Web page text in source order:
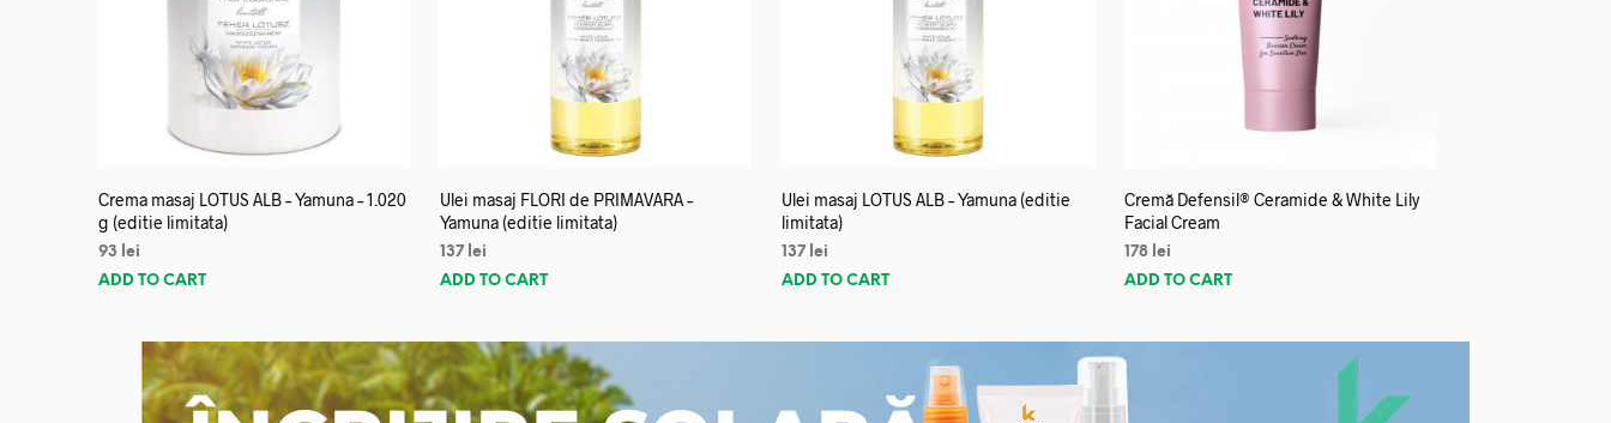
Crema masaj LOTUS ALB – Yamuna – 1.020
g (editie limitata)
93
lei
ADD TO CART
Ulei masaj FLORI de PRIMAVARA –
Yamuna (editie limitata)
137 lei
ADD TO CART
Ulei masaj LOTUS ALB – Yamuna (editie
limitata)
137 lei
ADD TO CART
Cremă Defensil® Ceramide & White Lily
Facial Cream
178 lei
ADD TO CART